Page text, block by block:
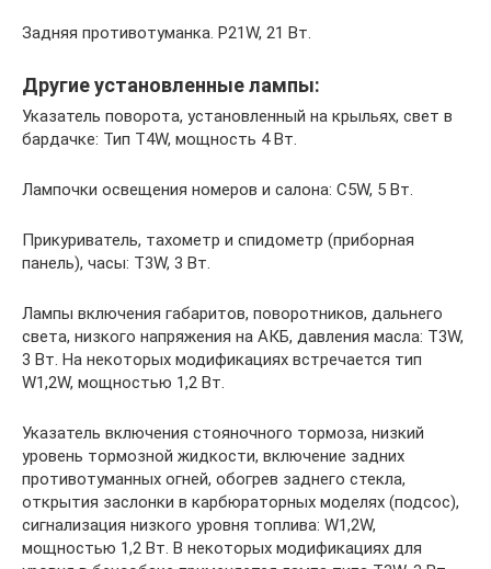
Задняя противотуманка. P21W, 21 Вт.
Другие установленные лампы:
Указатель поворота, установленный на крыльях, свет в
бардачке: Тип T4W, мощность 4 Вт.
Лампочки освещения номеров и салона: C5W, 5 Вт.
Прикуриватель, тахометр и спидометр (приборная
панель), часы: T3W, 3 Вт.
Лампы включения габаритов, поворотников, дальнего
света, низкого напряжения на АКБ, давления масла: T3W,
3 Вт. На некоторых модификациях встречается тип
W1,2W, мощностью 1,2 Вт.
Указатель включения стояночного тормоза, низкий
уровень тормозной жидкости, включение задних
противотуманных огней, обогрев заднего стекла,
открытия заслонки в карбюраторных моделях (подсос),
сигнализация низкого уровня топлива: W1,2W,
мощностью 1,2 Вт. В некоторых модификациях для